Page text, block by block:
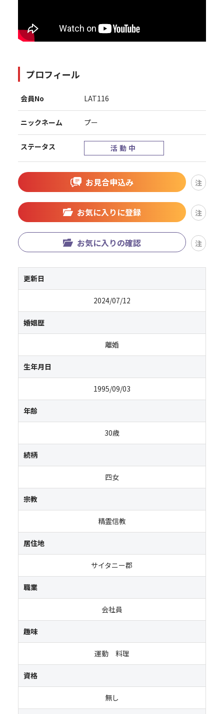
プロフィール
会員No LAT116
ニックネーム プー
ステータス 活動中
お見合申込み 注
お気に入りに登録 注
お気に入りの確認 注
更新日
2024/07/12
婚姻歴
離婚
生年月日
1995/09/03
年齢
30歳
続柄
四女
宗教
精霊信教
居住地
サイタニー郡
職業
会社員
趣味
運動 料理
資格
無し